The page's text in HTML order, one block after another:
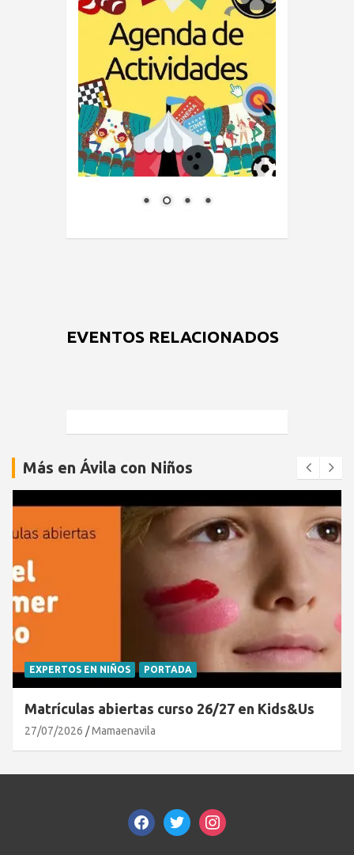
EVENTOS RELACIONADOS
Más en Ávila con Niños
EXPERTOS EN NIÑOS PORTADA
Matrículas abiertas curso 26/27 en Kids&Us
27/07/2026 Mamaenavila
facebooktwitterinstagram